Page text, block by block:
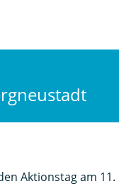
Aktionstag am 11.